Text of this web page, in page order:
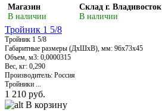
Магазин
В наличии
Склад г. Владивосток
В наличии
Тройник 1 5/8
Тройник 1 5/8
Габаритные размеры (ДхШхВ), мм: 96х73х45
Объем, м3: 0,0000315
Вес, кг: 0,290
Производитель: Россия
Тройники ...
1 210 руб.
В корзину